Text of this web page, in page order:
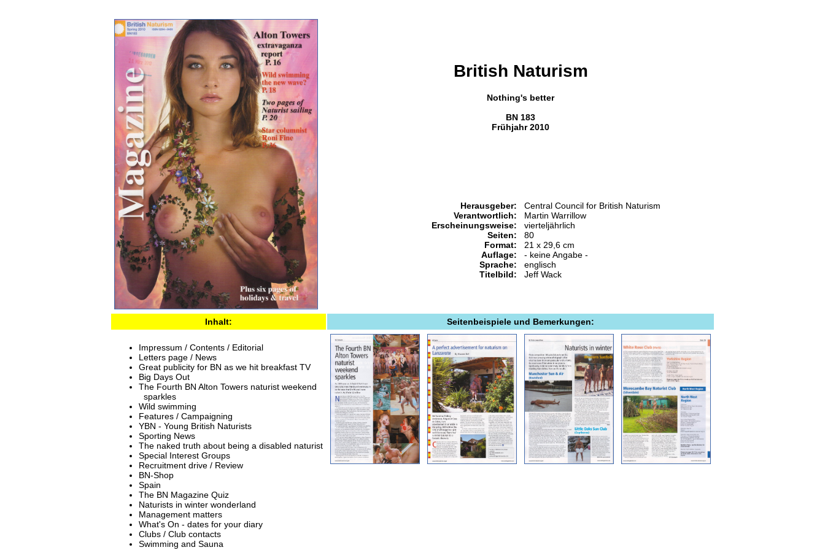
British Naturism
Nothing's better
BN 183
Frühjahr 2010
Herausgeber:
Verantwortlich:
Erscheinungsweise:
Seiten:
Format:
Auflage:
Sprache:
Titelbild:
Central Council for British Naturism
Martin Warrillow
vierteljährlich
80
21 x 29,6 cm
- keine Angabe -
englisch
Jeff Wack
Inhalt: Seitenbeispiele und Bemerkungen:
Impressum / Contents / Editorial
Letters page / News
Great publicity for BN as we hit breakfast TV
Big Days Out
The Fourth BN Alton Towers naturist weekend
sparkles
Wild swimming
Features / Campaigning
YBN - Young British Naturists
Sporting News
The naked truth about being a disabled naturist
Special Interest Groups
Recruitment drive / Review
BN-Shop
Spain
The BN Magazine Quiz
Naturists in winter wonderland
Management matters
What's On - dates for your diary
Clubs / Club contacts
Swimming and Sauna